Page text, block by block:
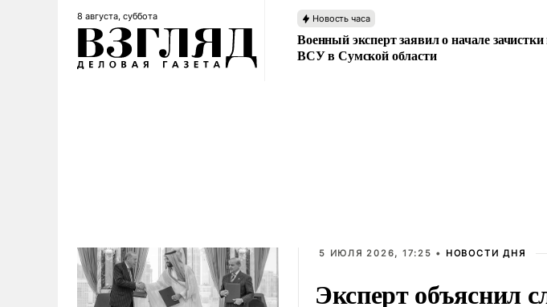
8 августа, суббота Новость часа
Военный эксперт заявил о начале
ВСУ в Сумской области
5 ИЮЛЯ 2026, 17:25 • НОВОСТИ ДНЯ
Эксперт объяснил